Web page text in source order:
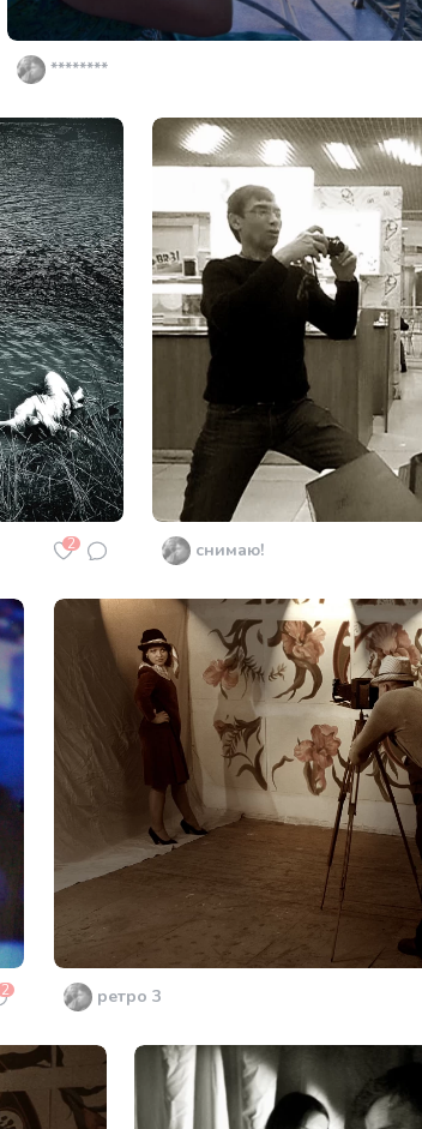
********
2 снимаю!
2 ретро 3